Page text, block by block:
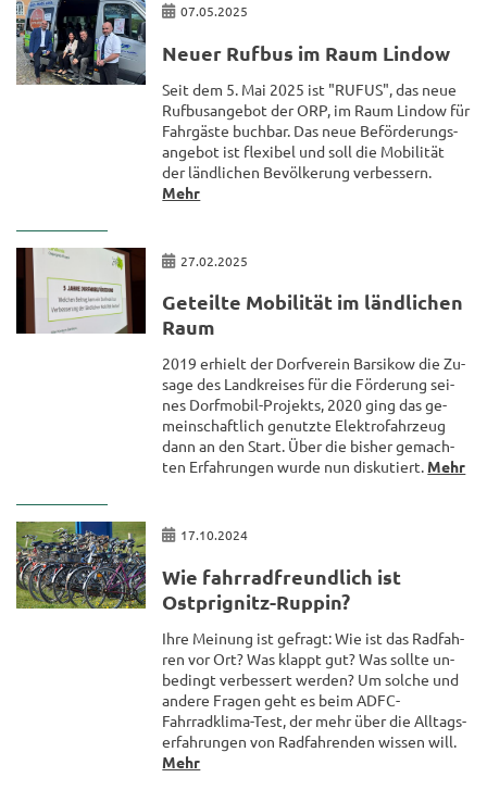
07.05.2025
Neuer Ruf­bus im Raum Lin­dow
Seit dem 5. Mai 2025 ist "RUFUS", das neue
Ruf­bus­an­ge­bot der ORP, im Raum Lin­dow für
Fahr­gäs­te buch­bar. Das neue Be­för­de­rungs­
an­ge­bot ist fle­xi­bel und soll die Mo­bi­li­tät
der länd­li­chen Be­völ­ke­rung ver­bes­sern.
Mehr
27.02.2025
Ge­teil­te Mo­bi­li­tät im länd­li­chen
Raum
2019 er­hielt der Dorf­ver­ein Barsi­kow die Zu­
sa­ge des Land­krei­ses für die För­de­rung sei­
nes Dorfmobil-​Projekts, 2020 ging das ge­
mein­schaft­lich ge­nutz­te Elek­tro­fahr­zeug
dann an den Start. Über die bis­her ge­mach­
ten Er­fah­run­gen wurde nun dis­ku­tiert. Mehr
17.10.2024
Wie fahr­rad­freund­lich ist
Ostprignitz-​Ruppin?
Ihre Mei­nung ist ge­fragt: Wie ist das Rad­fah­
ren vor Ort? Was klappt gut? Was soll­te un­
be­dingt ver­bes­sert wer­den? Um sol­che und
an­de­re Fra­gen geht es beim ADFC-​
Fahrradklima-Test, der mehr über die All­tags­
er­fah­run­gen von Rad­fah­ren­den wis­sen will.
Mehr